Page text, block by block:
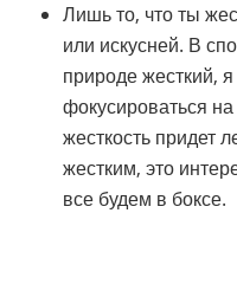
Лишь то, что ты
или искусней. В
природе жесткий,
фокусироваться
жесткость придет
жестким, это
все будем в боксе.